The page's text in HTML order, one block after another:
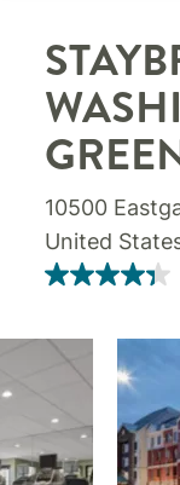
10500
United